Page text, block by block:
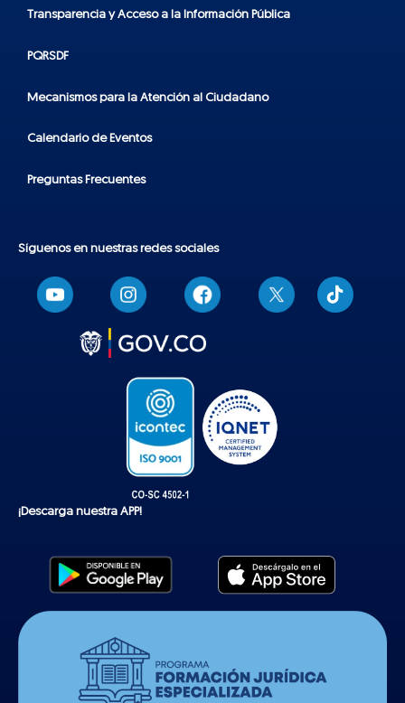
Transparencia y Acceso a la Información Pública
PQRSDF
Mecanismos para la Atención al Ciudadano
Calendario de Eventos
Preguntas Frecuentes
Síguenos en nuestras redes sociales
T
i
k
¡Descarga nuestra APP!